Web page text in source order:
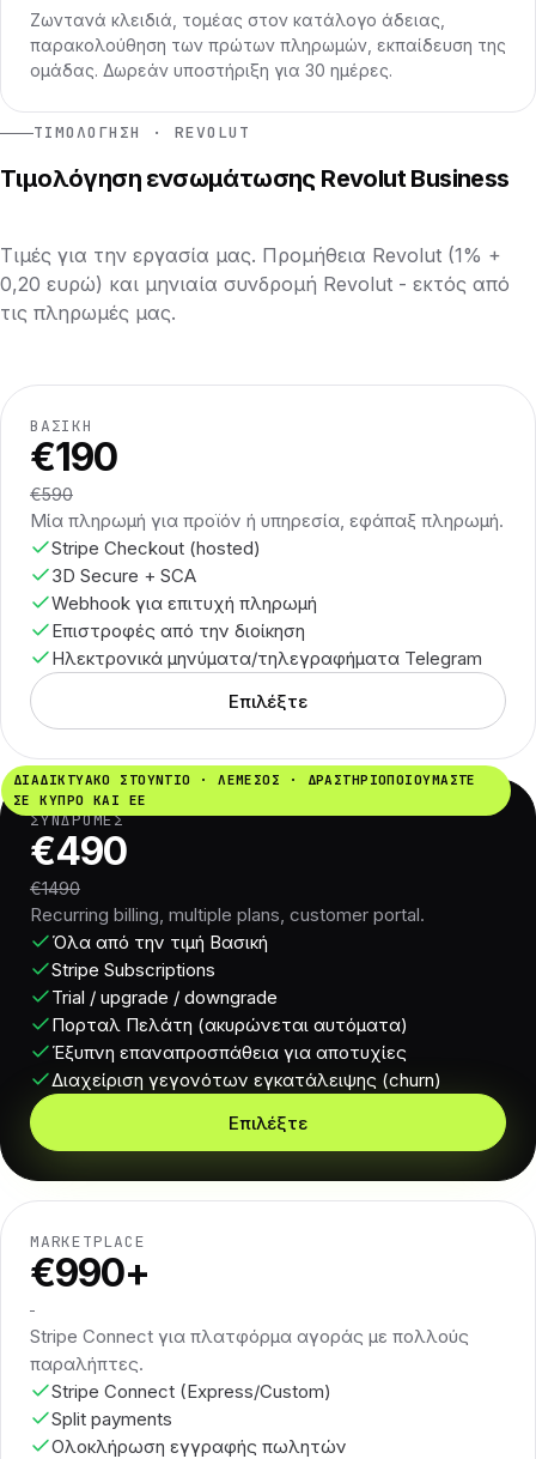
Ζωντανά κλειδιά, τομέας στον κατάλογο άδειας,
παρακολούθηση των πρώτων πληρωμών, εκπαίδευση της
ομάδας. Δωρεάν υποστήριξη για 30 ημέρες.
ΤΙΜΟΛΌΓΗΣΗ · REVOLUT
Τιμολόγηση ενσωμάτωσης Revolut Business
Τιμές για την εργασία μας. Προμήθεια Revolut (1% +
0,20 ευρώ) και μηνιαία συνδρομή Revolut - εκτός από
τις πληρωμές μας.
ΒΑΣΙΚΉ
€190
€590
Μία πληρωμή για προϊόν ή υπηρεσία, εφάπαξ πληρωμή.
Stripe Checkout (hosted)
3D Secure + SCA
Webhook για επιτυχή πληρωμή
Επιστροφές από την διοίκηση
Ηλεκτρονικά μηνύματα/τηλεγραφήματα Telegram
Επιλέξτε
ΔΙΑΔΙΚΤΥΑΚΌ ΣΤΟΎΝΤΙΟ · ΛΕΜΕΣΌΣ · ΔΡΑΣΤΗΡΙΟΠΟΙΟΎΜΑΣΤΕ
ΣΕ ΚΎΠΡΟ ΚΑΙ ΕΕ
ΣΥΝΔΡΟΜΈΣ
€490
€1490
Recurring billing, multiple plans, customer portal.
Όλα από την τιμή Βασική
Stripe Subscriptions
Trial / upgrade / downgrade
Πορταλ Πελάτη (ακυρώνεται αυτόματα)
Έξυπνη επαναπροσπάθεια για αποτυχίες
Διαχείριση γεγονότων εγκατάλειψης (churn)
Επιλέξτε
MARKETPLACE
€990+
Stripe Connect για πλατφόρμα αγοράς με πολλούς
παραλήπτες.
Stripe Connect (Express/Custom)
Split payments
Ολοκλήρωση εγγραφής πωλητών